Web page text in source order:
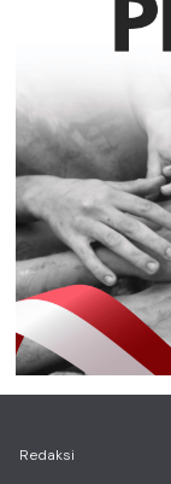
Redaksi